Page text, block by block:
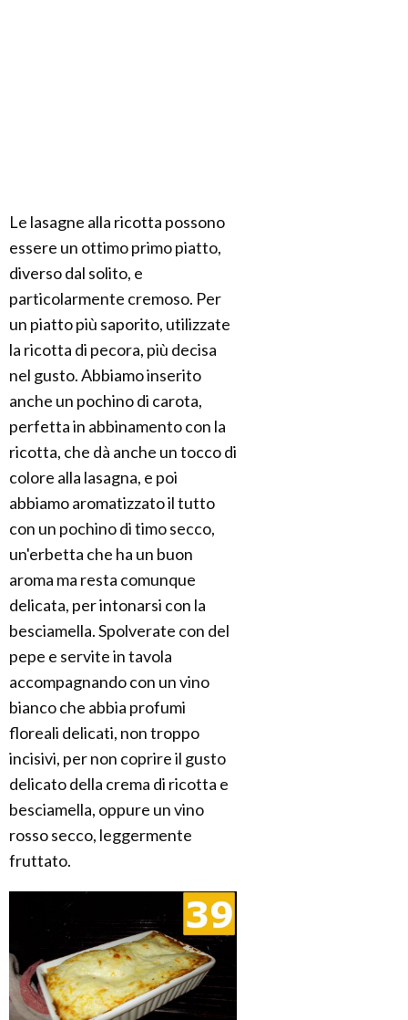
Le lasagne alla ricotta possono
essere un ottimo primo piatto,
diverso dal solito, e
particolarmente cremoso. Per
un piatto più saporito, utilizzate
la ricotta di pecora, più decisa
nel gusto. Abbiamo inserito
anche un pochino di carota,
perfetta in abbinamento con la
ricotta, che dà anche un tocco di
colore alla lasagna, e poi
abbiamo aromatizzato il tutto
con un pochino di timo secco,
un'erbetta che ha un buon
aroma ma resta comunque
delicata, per intonarsi con la
besciamella. Spolverate con del
pepe e servite in tavola
accompagnando con un vino
bianco che abbia profumi
floreali delicati, non troppo
incisivi, per non coprire il gusto
delicato della crema di ricotta e
besciamella, oppure un vino
rosso secco, leggermente
fruttato.